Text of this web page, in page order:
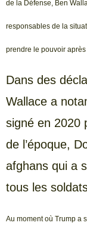
de la Défense, Ben
responsables de la
prendre le pouvoir après
Dans des
Wallace a
signé en 2020
de l’époque,
afghans qui a
tous les
Au moment où Trump a